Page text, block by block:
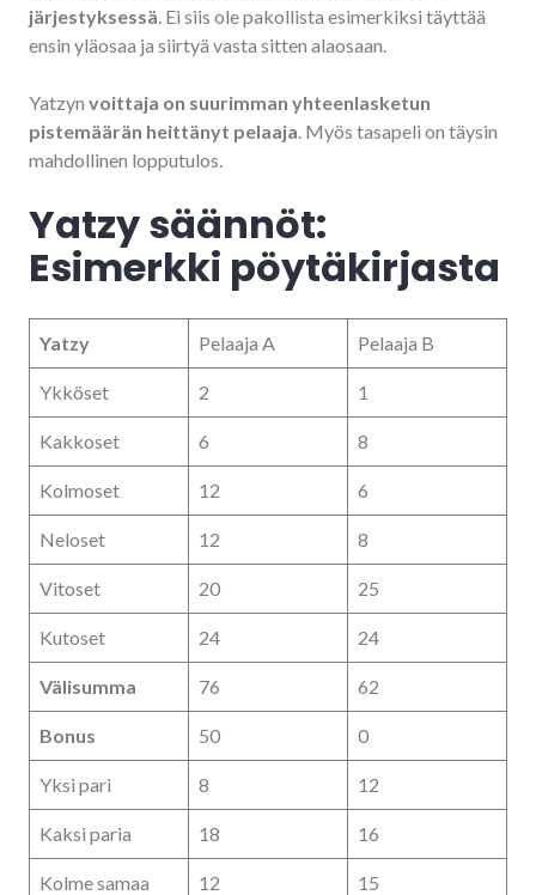
järjestyksessä. Ei siis ole pakollista esimerkiksi täyttää
ensin yläosaa ja siirtyä vasta sitten alaosaan.
Yatzyn voittaja on suurimman yhteenlasketun
pistemäärän heittänyt pelaaja. Myös tasapeli on täysin
mahdollinen lopputulos.
Yatzy säännöt:
Esimerkki pöytäkirjasta
Yatzy Pelaaja A Pelaaja B
Ykköset 2 1
Kakkoset 6 8
Kolmoset 12 6
Neloset 12 8
Vitoset 20 25
Kutoset 24 24
Välisumma 76 62
Bonus 50 0
Yksi pari 8 12
Kaksi paria 18 16
Kolme samaa 12 15